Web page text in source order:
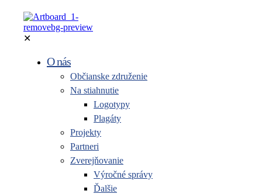
✕
O nás
Občianske združenie
Na stiahnutie
Logotypy
Plagáty
Projekty
Partneri
Zverejňovanie
Výročné správy
Ďalšie